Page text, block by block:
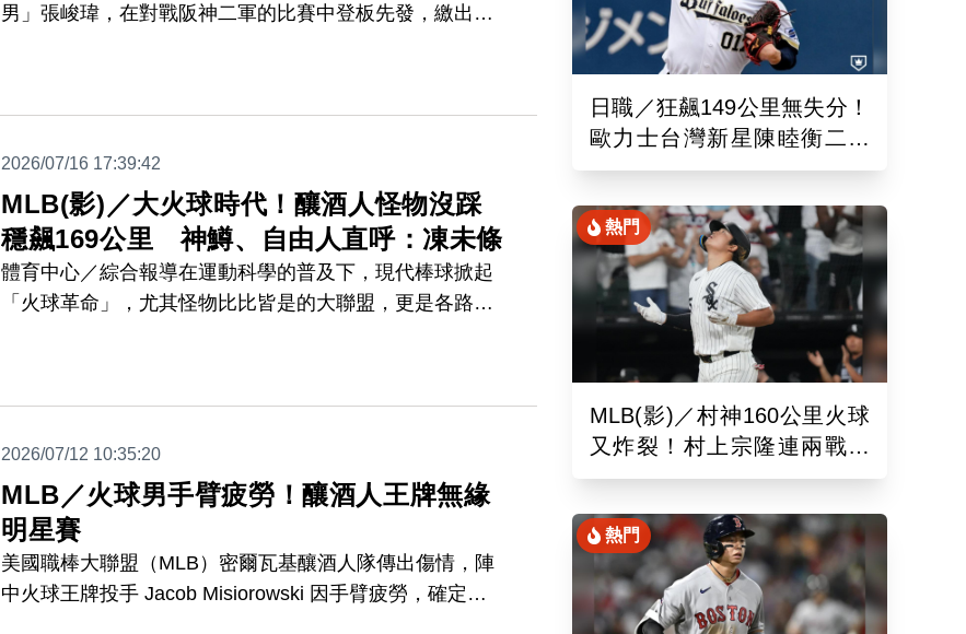
男」張峻瑋，在對戰阪神二軍的比賽中登板先發，繳出主
2026/07/16 17:39:42
MLB(影)／大火球時代！釀酒人怪物沒踩
穩飆169公里 神鱒、自由人直呼：凍未條
體育中心／綜合報導在運動科學的普及下，現代棒球掀起
「火球革命」，尤其怪物比比皆是的大聯盟，更是各路
盟超過10年的明星強打視角，細數這十年來球速的提升，
讓我們繼續看下去
2026/07/12 10:35:20
MLB／火球男手臂疲勞！釀酒人王牌無緣
明星賽
美國職棒大聯盟（MLB）密爾瓦基釀酒人隊傳出傷情，陣
中火球王牌投手 Jacob Misiorowski 因手臂疲勞，確定取
日職／狂飆149公里無失分！
歐力士台灣新星陳睦衡二軍
先發5局好投技驚四座
熱門
MLB(影)／村神160公里火球
又炸裂！村上宗隆連兩戰開
砲 第26轟再寫日本紀錄
熱門